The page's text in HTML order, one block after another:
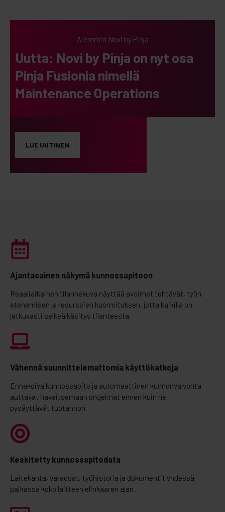
Aiemmin Novi by Pinja
Uutta: Novi by Pinja on nyt osa
Pinja Fusionia nimellä
Maintenance Operations
LUE UUTINEN
Ajantasainen näkymä kunnossapitoon
Reaaliaikainen tilannekuva näyttää avoimet tehtävät, työn
etenemisen ja resurssien kuormituksen, jotta kaikilla on
jatkuvasti selkeä käsitys tilanteesta.
Vähennä suunnittelemattomia käyttökatkoja
Ennakoiva kunnossapito ja automaattinen kunnonvalvonta
auttavat havaitsemaan ongelmat ennen kuin ne
pysäyttävät tuotannon.
Keskitetty kunnossapitodata
Laitekanta, varaosat, työhistoria ja dokumentit yhdessä
paikassa koko laitteen elinkaaren ajan.